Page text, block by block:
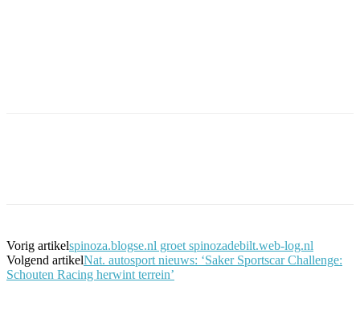
Vorig artikelspinoza.blogse.nl groet spinozadebilt.web-log.nl
Volgend artikelNat. autosport nieuws: ‘Saker Sportscar Challenge:
Schouten Racing herwint terrein’